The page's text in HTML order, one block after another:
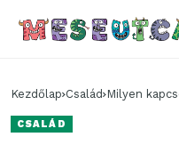
Kezdőlap Család Milyen
CSALÁD